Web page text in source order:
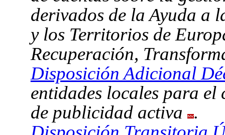
derivados de la Ayuda a
y los Territorios de
Recuperación,
Disposición Adicional
entidades locales para
de publicidad activa .